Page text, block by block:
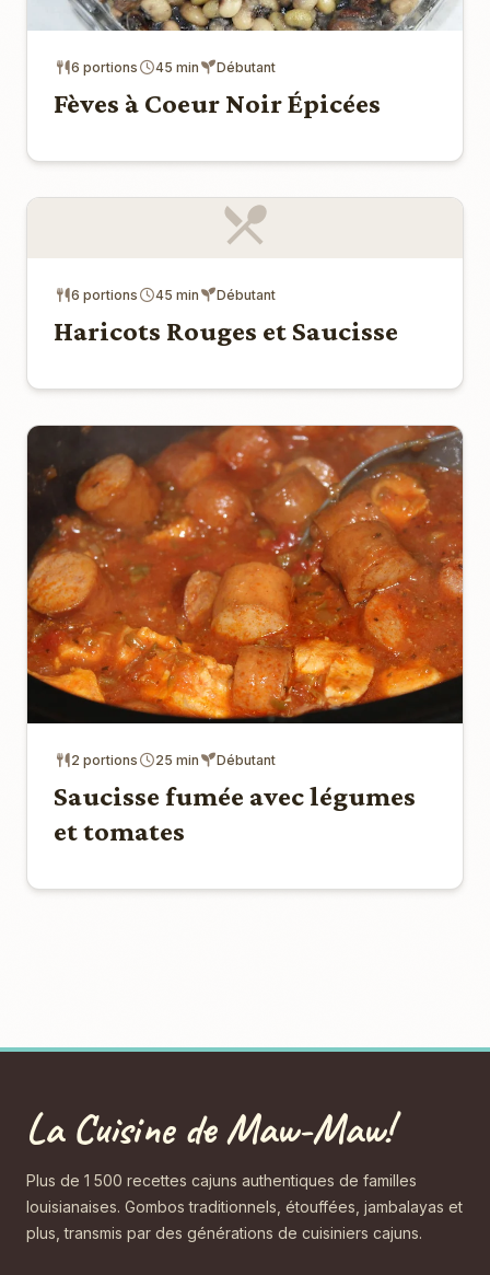
6 portions 45 min Débutant
Fèves à Coeur Noir Épicées
6 portions 45 min Débutant
Haricots Rouges et Saucisse
2 portions 25 min Débutant
Saucisse fumée avec légumes
et tomates
La Cuisine de Maw-Maw!
Plus de 1 500 recettes cajuns authentiques de familles
louisianaises. Gombos traditionnels, étouffées, jambalayas et
plus, transmis par des générations de cuisiniers cajuns.